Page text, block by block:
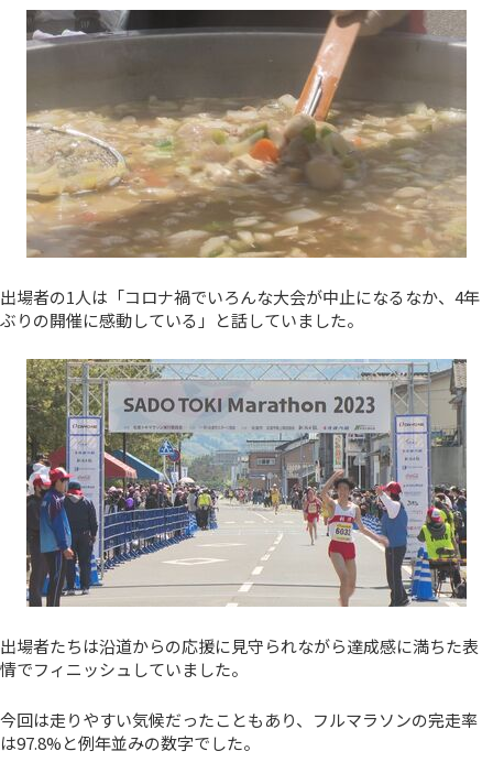
出場者の1人は「コロナ禍でいろんな大会が中止になるなか、4年
ぶりの開催に感動している」と話していました。
出場者たちは沿道からの応援に見守られながら達成感に満ちた表
情でフィニッシュしていました。
今回は走りやすい気候だったこともあり、フルマラソンの完走率
は97.8%と例年並みの数字でした。